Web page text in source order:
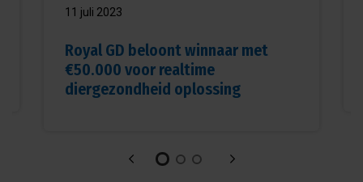
11 juli 2023
Royal GD beloont winnaar met
€50.000 voor realtime
diergezondheid oplossing